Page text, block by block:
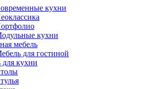
кухни
кухни
мебель
для гостиной
кухни